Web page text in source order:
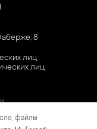
8
лиц
лиц
сайте и в розничной сети
файлы